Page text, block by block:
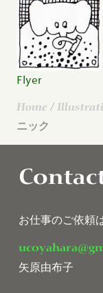
Flyer
Home /
ニック
お仕事のご依頼
矢原由布子